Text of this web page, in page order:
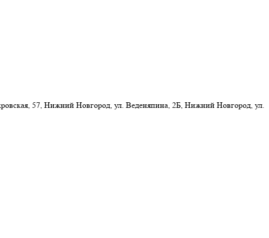
57, Нижний Новгород, ул. Веденяпина, 2Б, Нижний Новгород, ул.